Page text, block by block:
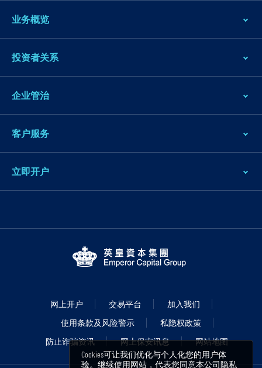
业务概览
投资者关系
企业管治
客户服务
立即开户
网上开户 交易平台
加入我们
使用条款及风险警示
私隐权政策
防止诈骗资讯
网上保安讯息
网站地图
Cookies可让我们优化与个人化您的用户体
验。继续使用网站，代表您同意本公司隐私